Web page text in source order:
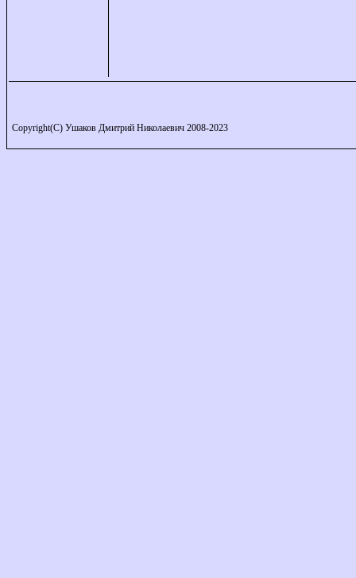
Copyright(C) Ушаков Дмитрий Николаевич 2008-2023